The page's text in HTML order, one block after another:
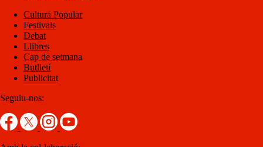
Cultura Popular
Festivals
Debat
Llibres
Cap de setmana
Butlletí
Publicitat
Seguiu-nos: